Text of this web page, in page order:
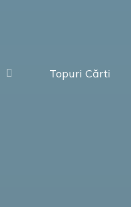
Topuri Cărti